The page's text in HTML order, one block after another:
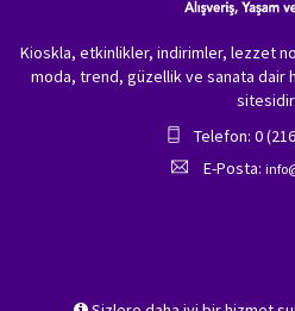
Kioskla, etkinlikler, indirimler, lezzet
moda, trend, güzellik ve sanata dair
sitesidir.
Telefon: 0
E-Posta: